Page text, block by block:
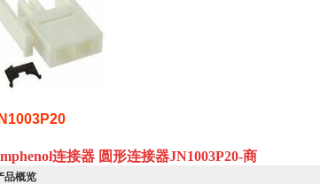
连接器 圆形连接器JN1003P20-商
品概览